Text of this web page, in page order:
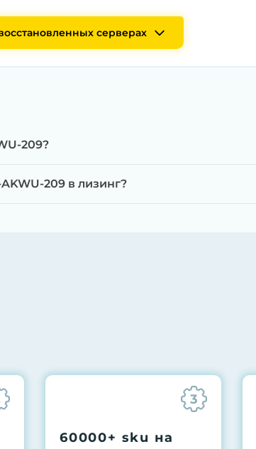
серверах
оборудовании с
72 часов для проверки стабильности
209?
209 в лизинг?
3
60000+ sku на